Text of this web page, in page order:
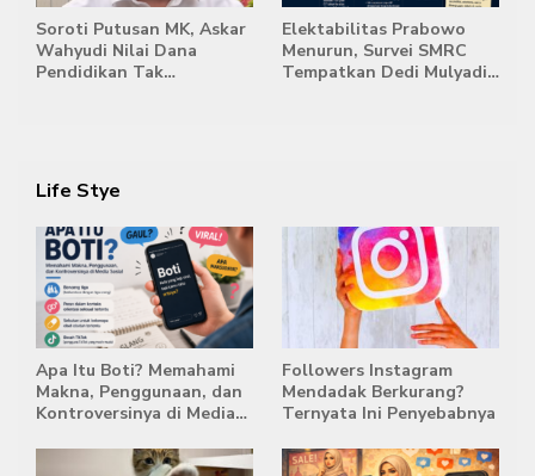
Soroti Putusan MK, Askar
Wahyudi Nilai Dana
Pendidikan Tak
Elektabilitas Prabowo
Menurun, Survei SMRC
Tempatkan Dedi Mulyadi
Life Stye
Apa Itu Boti? Memahami
Makna, Penggunaan, dan
Kontroversinya di Media
Followers Instagram
Mendadak Berkurang?
Ternyata Ini Penyebabnya